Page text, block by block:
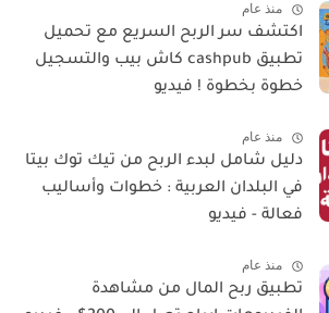
منذ عام
اكتشف سر الربح السريع مع تحميل
تطبيق cashpub كاش بيب والتسجيل
خطوة بخطوة ! فيديو
منذ عام
دليل شامل لبدء الربح من تيك توك بيتا
في البلدان العربية : خطوات وأساليب
فعالة - فيديو
منذ عام
تطبيق ربح المال من مشاهدة